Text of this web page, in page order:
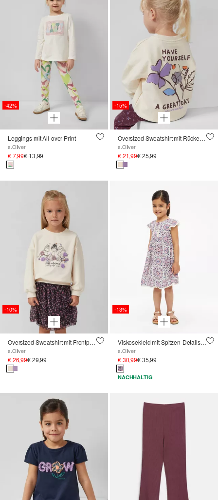
-42%
Leggings mit All-over-Print
s.Oliver
€ 7,99€ 13,99
-15%
Oversized Sweatshirt mit Rückenprint und kuscheliger Innenseite
s.Oliver
€ 21,99€ 25,99
-10%
Oversized Sweatshirt mit Frontprint und Blüten-Applikation
s.Oliver
€ 26,99€ 29,99
-13%
Viskosekleid mit Spitzen-Details und Teilungsnaht
s.Oliver
€ 30,99€ 35,99
NACHHALTIG